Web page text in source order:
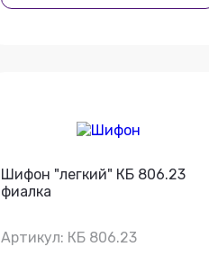
Шифон "легкий" КБ 806.23
фиалка
Артикул: КБ 806.23